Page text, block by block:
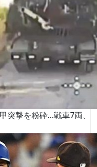
突撃を粉砕…戦車7両、